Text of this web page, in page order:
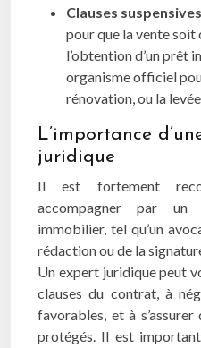
Clauses
pour que la vente soit
l’obtention d’un prêt
organisme officiel
rénovation, ou la
L’importance
juridique
Il est fortement
accompagner par un
immobilier, tel qu’un
rédaction ou de la
Un expert juridique peut
clauses du contrat, à
favorables, et à
protégés. Il est